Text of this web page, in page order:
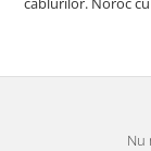
atras atentia ca nu
cablul de video de
Nu